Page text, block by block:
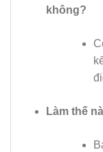
không?
Làm thế